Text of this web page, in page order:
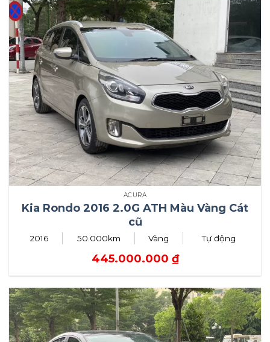
ACURA
Kia Rondo 2016 2.0G ATH Màu Vàng Cát
cũ
2016 50.000km Vàng Tự động
445.000.000 ₫